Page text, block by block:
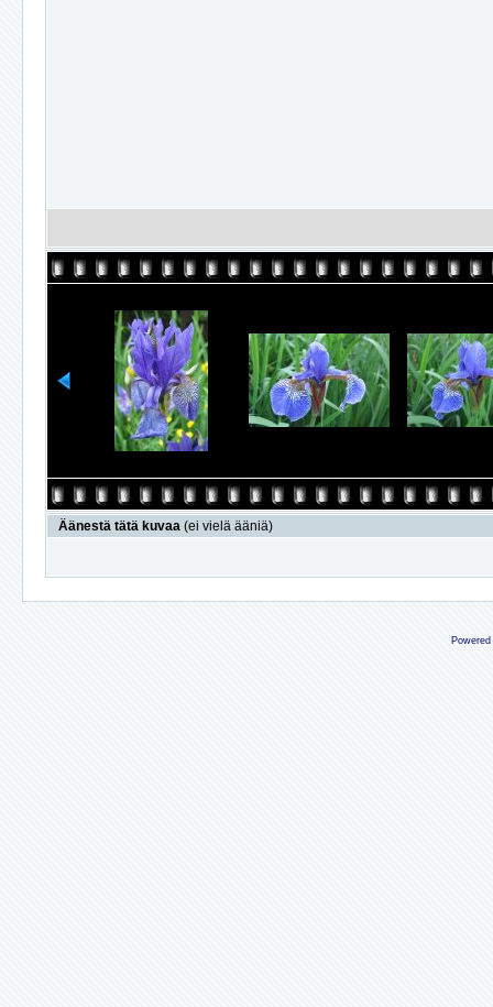
Äänestä tätä kuvaa (ei vielä ääniä)